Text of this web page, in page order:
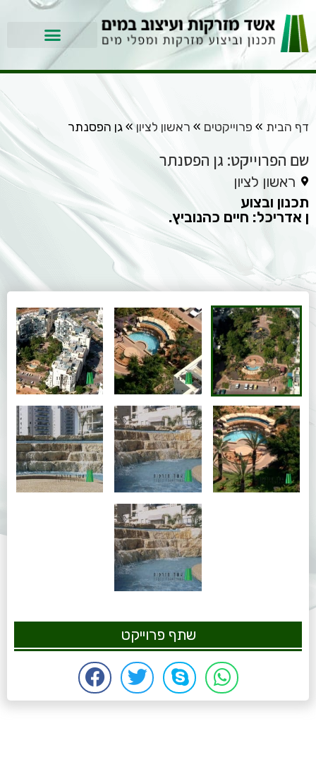
דף הבית » פרוייקטים » ראשון לציון»גן הפסנתר
שם הפרוייקט: גן הפסנתר
ראשון לציון
תכנון ובצוע
ן אדריכל: חיים כהנוביץ.
שתף פרוייקט